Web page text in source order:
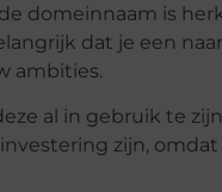
domeinnaam is
dat je een
ambities.
al in gebruik te
zijn,